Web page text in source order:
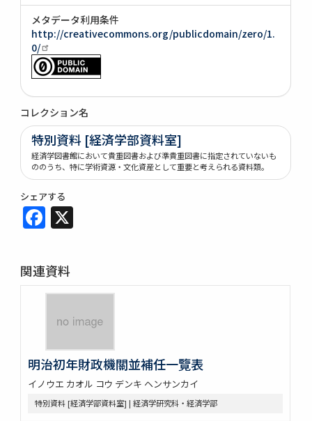
メタデータ利用条件
http://creativecommons.org/publicdomain/zero/1.
0/
コレクション名
特別資料 [経済学部資料室]
経済学図書館において貴重図書および準貴重図書に指定されていないも
ののうち、特に学術資源・文化資産として重要と考えられる資料類。
シェアする
Facebook
関連資料
明治初年財政機關並補任一覽表
イノウエ カオル コウ デンキ ヘンサンカイ
特別資料 [経済学部資料室] | 経済学研究科・経済学部